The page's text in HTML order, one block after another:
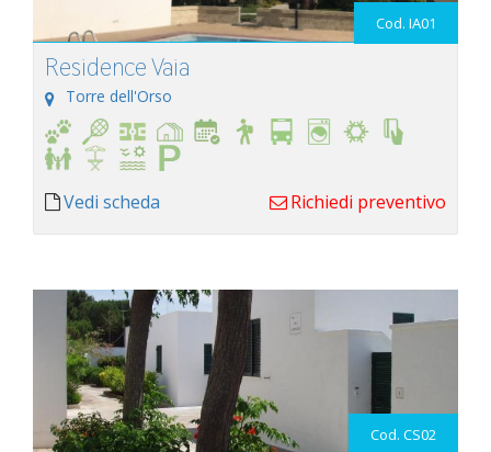
Cod. IA01
Residence Vaia
Torre dell'Orso
Vedi scheda Richiedi preventivo
Cod. CS02